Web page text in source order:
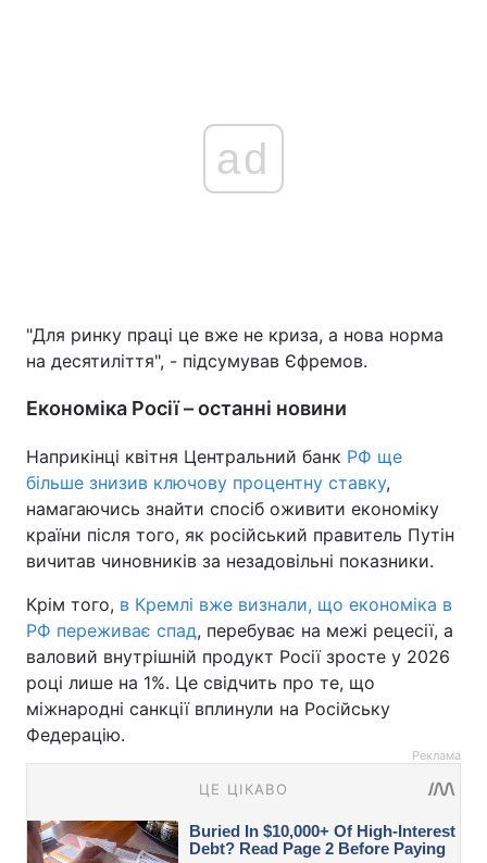
ad
"Для ринку праці це вже не криза, а нова норма
на десятиліття", - підсумував Єфремов.
Економіка Росії – останні новини
Наприкінці квітня Центральний банк РФ ще
більше знизив ключову процентну ставку,
намагаючись знайти спосіб оживити економіку
країни після того, як російський правитель Путін
вичитав чиновників за незадовільні показники.
Крім того, в Кремлі вже визнали, що економіка в
РФ переживає спад, перебуває на межі рецесії, а
валовий внутрішній продукт Росії зросте у 2026
році лише на 1%. Це свідчить про те, що
міжнародні санкції вплинули на Російську
Федерацію.
Реклама